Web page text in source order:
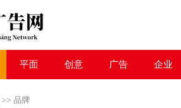
平面 创意 广告 企业
>> 品牌